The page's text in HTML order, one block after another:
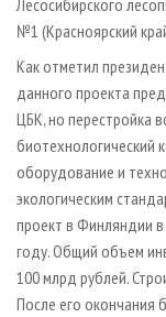
ЦБП
ИНСТРУМЕНТ И
ГАЗЕТА
БИБЛИОТЕКА
№1 (Красноярский
Как отметил
данного проекта
ЦБК, но перестройка
биотехнологический
оборудование и
экологическим
проект в Финляндии в
году. Общий объем
100 млрд рублей.
После его окончания